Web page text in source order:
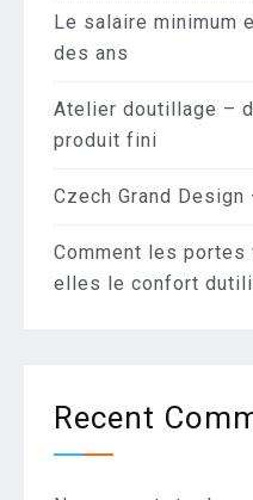
Le salaire minimum
des ans
Atelier doutillage –
produit fini
Czech Grand
Comment les
elles le confort
Recent